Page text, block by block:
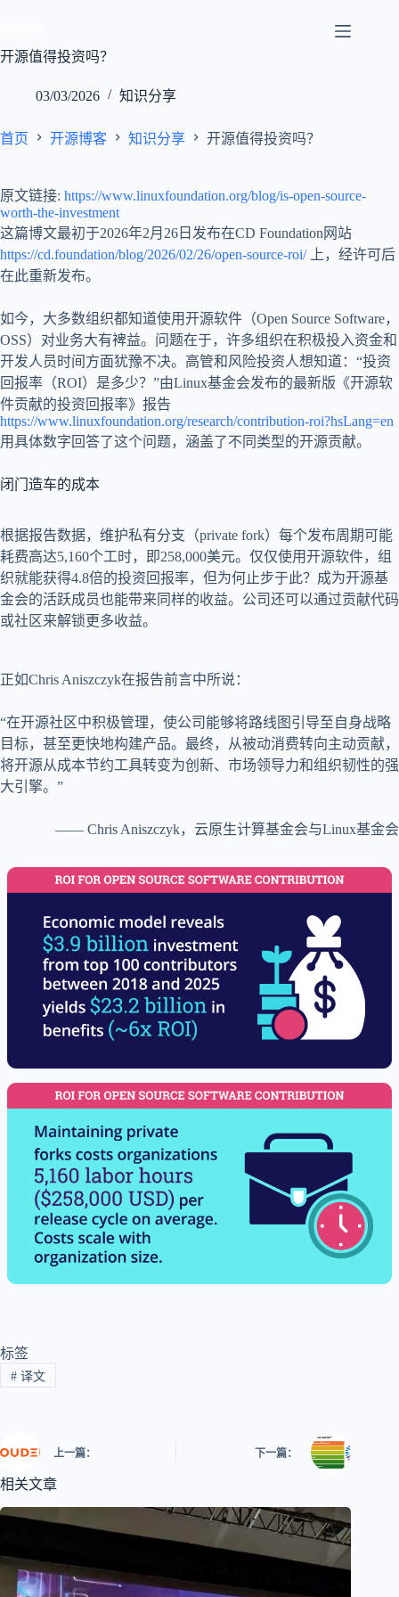
内
开源值得投资吗？
03/03/2026 知识分享
首页 开源博客 知识分享 开源值得投资吗？
原文链接: https://www.linuxfoundation.org/blog/is-open-source-
worth-the-investment
这篇博文最初于2026年2月26日发布在CD Foundation网站
https://cd.foundation/blog/2026/02/26/open-source-roi/上，经许可后
在此重新发布。
如今，大多数组织都知道使用开源软件（Open Source Software，
OSS）对业务大有裨益。问题在于，许多组织在积极投入资金和
开发人员时间方面犹豫不决。高管和风险投资人想知道：“投资
回报率（ROI）是多少？”由Linux基金会发布的最新版《开源软
件贡献的投资回报率》报告
https://www.linuxfoundation.org/research/contribution-roi?hsLang=en
用具体数字回答了这个问题，涵盖了不同类型的开源贡献。
闭门造车的成本
根据报告数据，维护私有分支（private fork）每个发布周期可能
耗费高达5,160个工时，即258,000美元。仅仅使用开源软件，组
织就能获得4.8倍的投资回报率，但为何止步于此？成为开源基
金会的活跃成员也能带来同样的收益。公司还可以通过贡献代码
或社区来解锁更多收益。
正如Chris Aniszczyk在报告前言中所说：
“在开源社区中积极管理，使公司能够将路线图引导至自身战略
目标，甚至更快地构建产品。最终，从被动消费转向主动贡献，
将开源从成本节约工具转变为创新、市场领导力和组织韧性的强
大引擎。”
—— Chris Aniszczyk，云原生计算基金会与Linux基金会
标签
#译文
上一篇： 下一篇：
相关文章